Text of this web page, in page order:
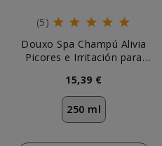
(5)
Douxo Spa Champú Alivia
Picores e Irritación para
15,39 €
250 ml